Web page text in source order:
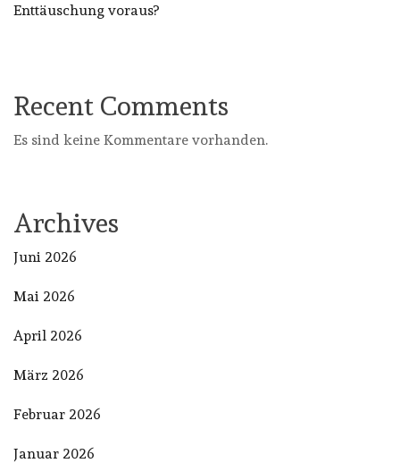
Enttäuschung voraus?
Recent Comments
Es sind keine Kommentare vorhanden.
Archives
Juni 2026
Mai 2026
April 2026
März 2026
Februar 2026
Januar 2026